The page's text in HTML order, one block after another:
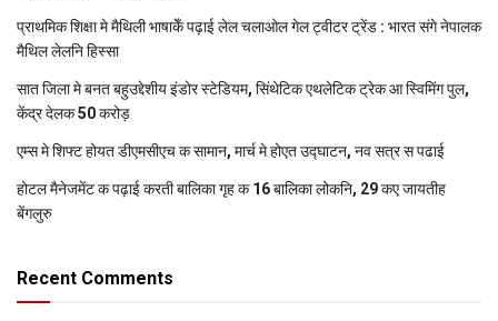
प्राथमिक शि‍क्षा मे मैथि‍ली भाषाकेँ पढ़ाई लेल चलाओल गेल ट्वीटर ट्रेंड : भारत संगे नेपालक
मैथिल लेलनि हिस्सा
सात जिला मे बनत बहुउद्देशीय इंडोर स्‍टेडि‍यम, सिंथेटिक एथलेटिक ट्रेक आ स्विमिंग पुल,
केंद्र देलक 50 करोड़
एम्स मे शिफ्ट होयत डीएमसीएच क सामान, मार्च मे होएत उद्घाटन, नव सत्र स पढाई
होटल मैनेजमेंट क पढ़ाई करती बालिका गृह क 16 बालिका लोकनि, 29 कए जायतीह
बेंगलुरु
Recent Comments